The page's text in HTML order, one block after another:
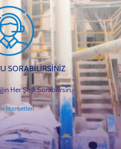
SORABİLİRSİNİZ
Her Şeyi Sorabilirsin.
Hizmetleri